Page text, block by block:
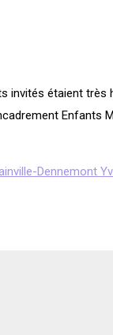
invités étaient
Enfants
Dennemont